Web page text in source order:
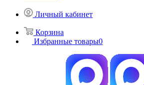
Личный кабинет
Корзина
Избранные товары0